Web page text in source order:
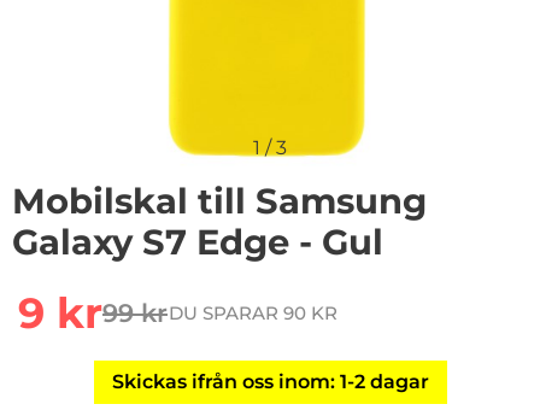
1 /3
Mobilskal till Samsung
Galaxy S7 Edge - Gul
rea pris
9 krtidigare pris
99 krDU SPARAR 90 KR
Skickas ifrån oss inom: 1-2 dagar